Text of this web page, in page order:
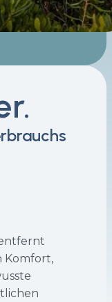
Komfort,